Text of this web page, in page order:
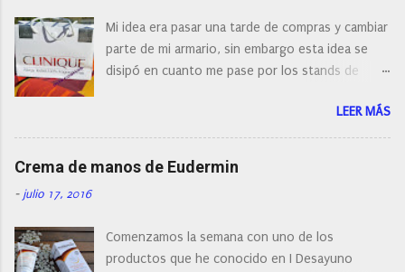
post os voy a dar mi opinión de porque elegí mi
cepillo facial de Clinique
Mi idea era pasar una tarde de compras y cambiar
parte de mi armario, sin embargo esta idea se
disipó en cuanto me pase por los stands de
resistirse a esta paleta de colores de Clinique.
LEER MÁS
Crema de manos de Eudermin
- julio 17, 2016
Comenzamos la semana con uno de los
productos que he conocido en I Desayuno